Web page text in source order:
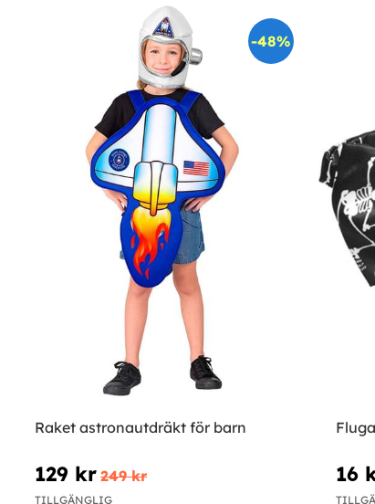
-48%
Raket astronautdräkt för barn
129 kr 249 kr
TILLGÄNGLIG
16